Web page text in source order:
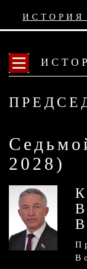
2028)